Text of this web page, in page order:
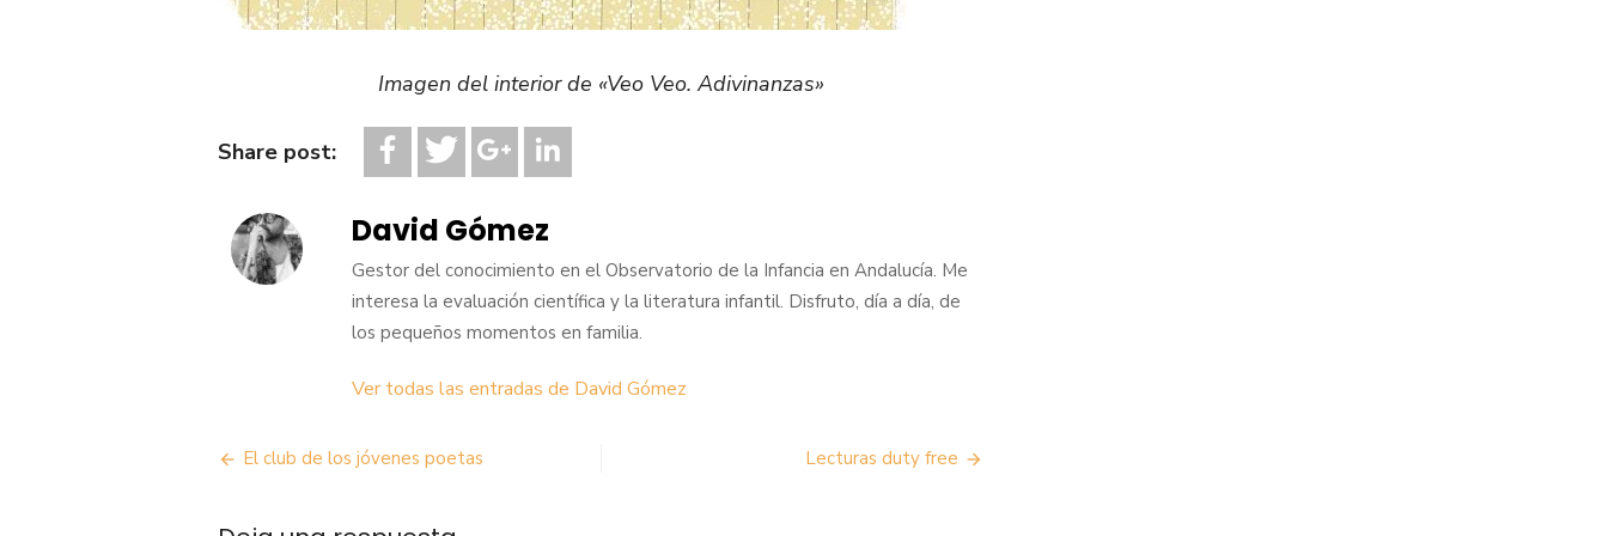
Imagen del interior de «Veo Veo. Adivinanzas»
Share post:
David Gómez
Gestor del conocimiento en el Observatorio de la Infancia en Andalucía. Me
interesa la evaluación científica y la literatura infantil. Disfruto, día a día, de
los pequeños momentos en familia.
Ver todas las entradas de David Gómez
Navegación
El club de los jóvenes poetas Lecturas duty free